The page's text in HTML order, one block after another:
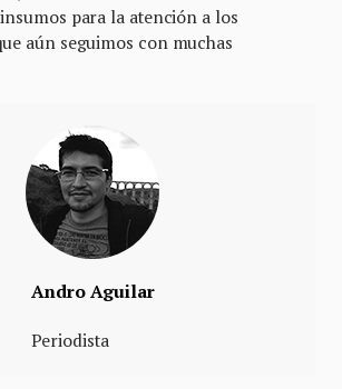
para la atención a los
aún seguimos con muchas
Andro Aguilar
Periodista